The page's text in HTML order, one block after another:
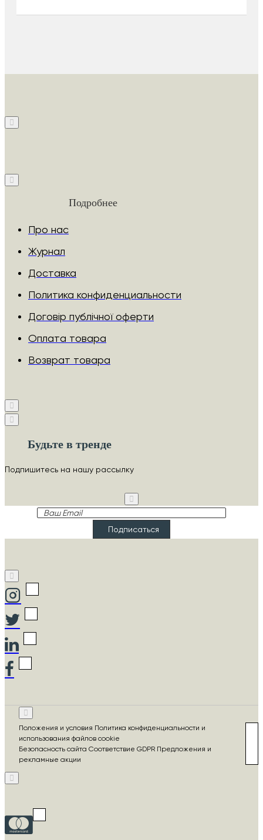
Подробнее
Про нас
Журнал
Доставка
Политика конфиденциальности
Договір публічної оферти
Оплата товара
Возврат товара
Будьте в тренде
Подпишитесь на нашу рассылку
Ваш
Подписаться
Положения и условия Политика конфиденциальности и
использования файлов cookie
Безопасность сайта Соответствие GDPR Предложения и
рекламные акции